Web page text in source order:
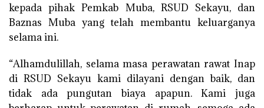
kepada pihak Pemkab Muba, RSUD Sekayu, dan
Baznas Muba yang telah membantu keluarganya
selama ini.
“Alhamdulillah, selama masa perawatan rawat Inap
di RSUD Sekayu kami dilayani dengan baik, dan
tidak ada pungutan biaya apapun. Kami juga